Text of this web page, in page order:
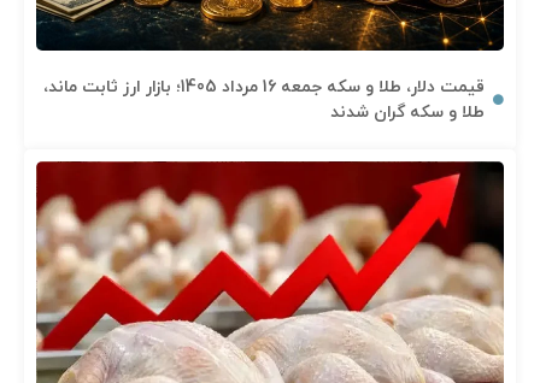
قیمت دلار، طلا و سکه جمعه 16 مرداد 1405؛ بازار ارز ثابت ماند،
طلا و سکه گران شدند